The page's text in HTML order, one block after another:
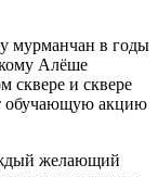
мурманчан в годы
Алёше
сквере и сквере
обучающую акцию
желающий